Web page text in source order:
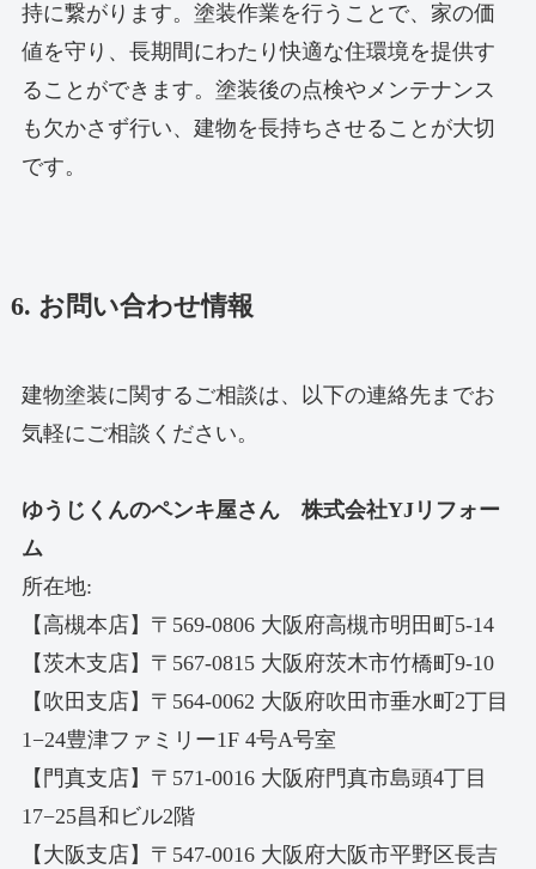
持に繋がります。塗装作業を行うことで、家の価
値を守り、長期間にわたり快適な住環境を提供す
ることができます。塗装後の点検やメンテナンス
も欠かさず行い、建物を長持ちさせることが大切
です。
6. お問い合わせ情報
建物塗装に関するご相談は、以下の連絡先までお
気軽にご相談ください。
ゆうじくんのペンキ屋さん 株式会社YJリフォー
ム
所在地:
【高槻本店】〒569-0806 大阪府高槻市明田町5-14
【茨木支店】〒567-0815 大阪府茨木市竹橋町9-10
【吹田支店】〒564-0062 大阪府吹田市垂水町2丁目
1−24豊津ファミリー1F 4号A号室
【門真支店】〒571-0016 大阪府門真市島頭4丁目
17−25昌和ビル2階
【大阪支店】〒547-0016 大阪府大阪市平野区長吉